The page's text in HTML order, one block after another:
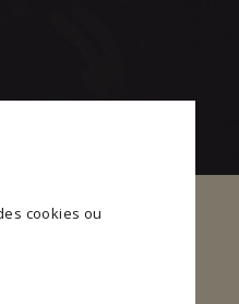
cookies ou